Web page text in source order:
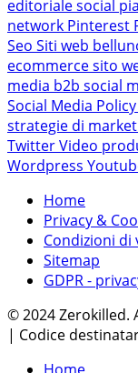
editoriale social
network Pinterest
Seo Siti web
ecommercesito
media b2b social
Social Media Policy
strategie di
TwitterVideo
Wordpress
Home
Privacy &
Condizioni di
Sitemap
GDPR -
© 2024 Zerokilled.
| Codice